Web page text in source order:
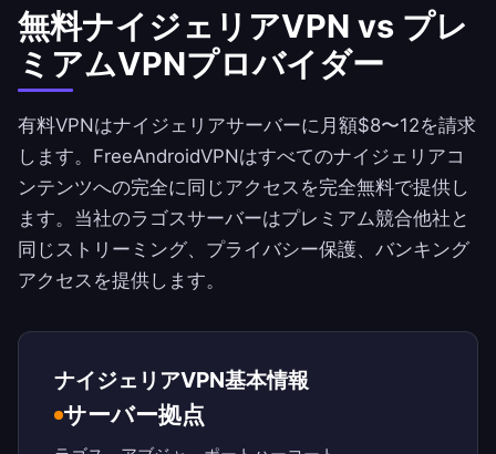
無料ナイジェリアVPN vs プレ
ミアムVPNプロバイダー
有料VPNはナイジェリアサーバーに月額$8〜12を請求
します。 FreeAndroidVPNはすべてのナイジェリアコ
ンテンツへの完全に同じアクセスを完全無料で提供し
ます。当社のラゴスサーバーはプレミアム競合他社と
同じストリーミング、プライバシー保護、バンキング
アクセスを提供します。
ナイジェリアVPN基本情報
サーバー拠点